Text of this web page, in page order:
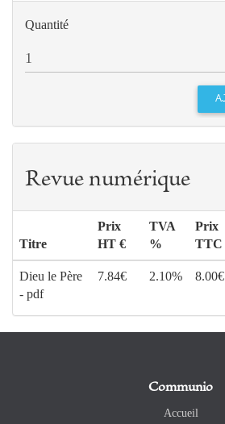
Quantité
Revue numérique
Titre
Prix
HT €
TVA
%
Prix
TTC
Dieu le Père
- pdf
7.84€ 2.10% 8.00€
Communio
Accueil